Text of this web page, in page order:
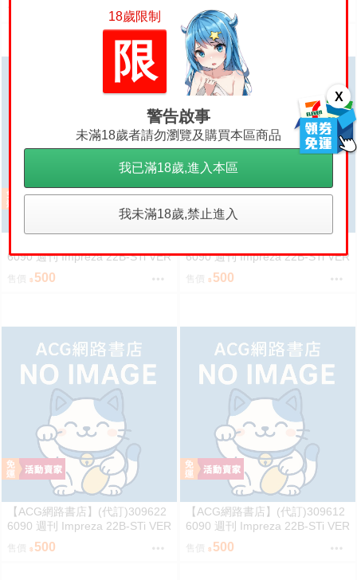
X
售價 500
6090 週刊 Impreza 22B-STi VER
SION をつくる (6)
500
6090 週刊 Impreza 22B-STi VER
SION をつくる (5)
500
【ACG網路書店】(代訂)309622
6090 週刊 Impreza 22B-STi VER
SION をつくる (4)
售價 500
【ACG網路書店】(代訂)309612
6090 週刊 Impreza 22B-STi VER
SION をつくる (3)
售價 500
18歲限制
限
警告啟事
未滿18歲者請勿瀏覽及購買本區商品
我已滿18歲,進入本區
我未滿18歲,禁止進入